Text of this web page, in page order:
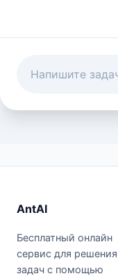
AntAI
Бесплатный онлайн
сервис для решения
задач с помощью